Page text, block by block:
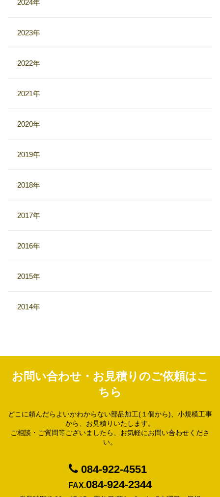
2024年
2023年
2022年
2021年
2020年
2019年
2018年
2017年
2016年
2015年
2014年
お問い合わせ・お見積りのご依頼はこ
ちら
どこに頼んだらよいかわからない部品加工(１個から)、小規模工事
から、お見積りいたします。
ご相談・ご質問等ございましたら、お気軽にお問い合わせくださ
い。
084-922-4551
FAX.084-924-2344